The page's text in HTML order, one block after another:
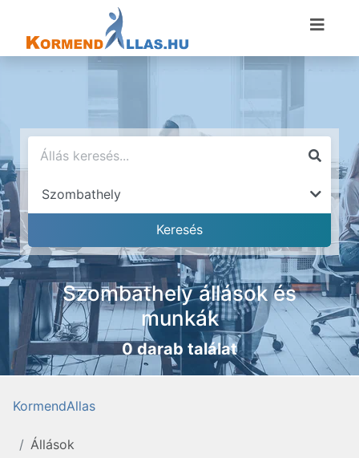
Szombathely állások és
munkák
0 darab találat
KormendAllas
Állások